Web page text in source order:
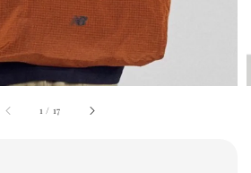
1 / 17